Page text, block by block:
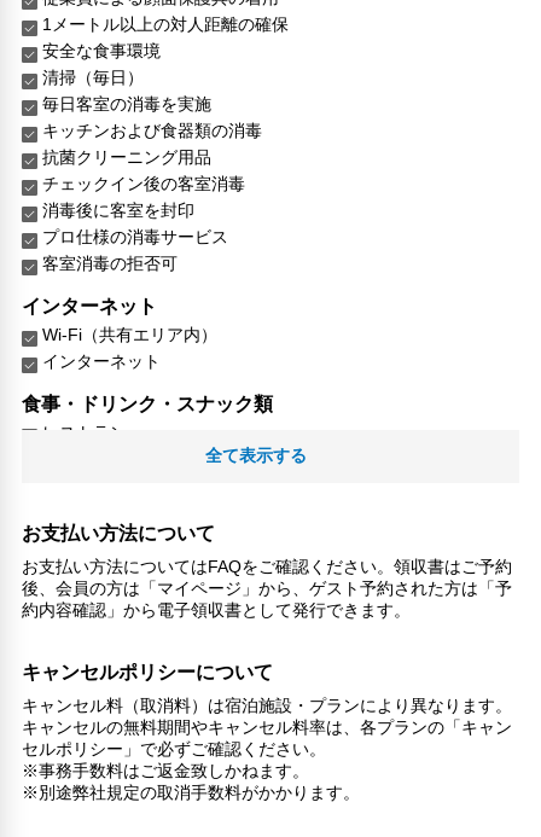
1メートル以上の対人距離の確保
安全な食事環境
清掃（毎日）
毎日客室の消毒を実施
キッチンおよび食器類の消毒
抗菌クリーニング用品
チェックイン後の客室消毒
消毒後に客室を封印
プロ仕様の消毒サービス
客室消毒の拒否可
インターネット
Wi-Fi（共有エリア内）
インターネット
食事・ドリンク・スナック類
レストラン
施設内バリアフリー対応レストラン/ラウンジ
コーヒーショップ
バー
ビジネス
レジャー・アクティビティ設備
娯楽室
スキー
あそび場
フィットネスセンター
全て表示する
お支払い方法について
お支払い方法についてはFAQをご確認ください。領収書はご予約
後、会員の方は「マイページ」から、ゲスト予約された方は「予
約内容確認」から電子領収書として発行できます。
キャンセルポリシーについて
キャンセル料（取消料）は宿泊施設・プランにより異なります。
キャンセルの無料期間やキャンセル料率は、各プランの「キャン
セルポリシー」で必ずご確認ください。
※事務手数料はご返金致しかねます。
※別途弊社規定の取消手数料がかかります。